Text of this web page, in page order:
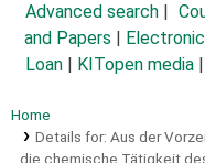
Advanced search
and Papers
Loan
KITopen media
Home
Details for: Aus der
die chemische Tätigkeit